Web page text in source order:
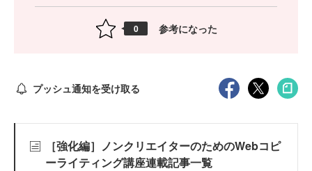
0 参考になった
プッシュ通知を受け取る
［強化編］ノンクリエイターのためのWebコピ
ーライティング講座連載記事一覧